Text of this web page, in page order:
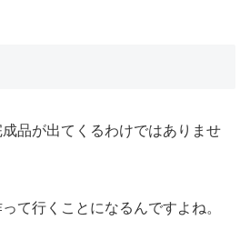
品が出てくるわけではありませ
て行くことになるんですよね。